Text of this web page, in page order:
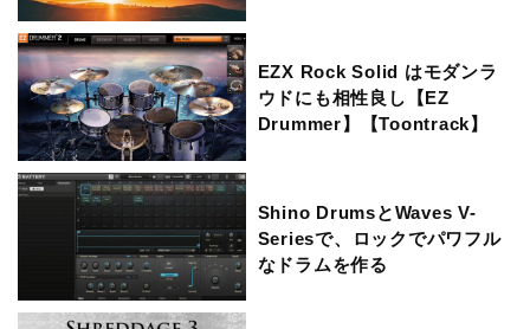
EZX Rock Solid はモダンラ
ウドにも相性良し【EZ
Drummer】【Toontrack】
Shino DrumsとWaves V-
Seriesで、ロックでパワフル
なドラムを作る